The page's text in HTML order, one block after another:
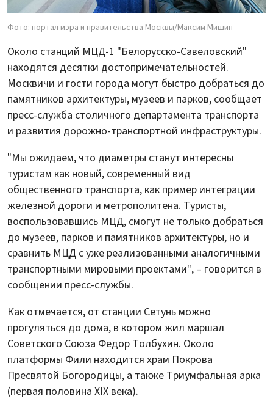
Фото: портал мэра и правительства Москвы/Максим Мишин
Около станций МЦД-1 "Белорусско-Савеловский"
находятся десятки достопримечательностей.
Москвичи и гости города могут быстро добраться до
памятников архитектуры, музеев и парков, сообщает
пресс-служба столичного департамента транспорта
и развития дорожно-транспортной инфраструктуры.
"Мы ожидаем, что диаметры станут интересны
туристам как новый, современный вид
общественного транспорта, как пример интеграции
железной дороги и метрополитена. Туристы,
воспользовавшись МЦД, смогут не только добраться
до музеев, парков и памятников архитектуры, но и
сравнить МЦД с уже реализованными аналогичными
транспортными мировыми проектами", – говорится в
сообщении пресс-службы.
Как отмечается, от станции Сетунь можно
прогуляться до дома, в котором жил маршал
Советского Союза Федор Толбухин. Около
платформы Фили находится храм Покрова
Пресвятой Богородицы, а также Триумфальная арка
(первая половина XIX века).